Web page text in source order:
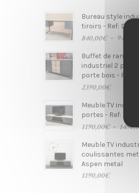
t
i
o
Bureau style
tiroirs - Ref:
840,00€ – 940,00
Buffet de
industriel 2 portes
porte bois - Ref:
2390,00€
Meuble TV
portes - Ref:
1190,00€ –
Meuble TV
coulissantes
Aspen metal
1190,00€